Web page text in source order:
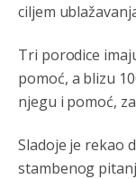
ciljem
Tri porodice
pomoć, a blizu
njegu i pomoć,
Sladoje je rekao
stambenog